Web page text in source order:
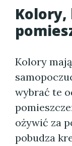
Kolory
wybrać te
ożywić za
pobudza